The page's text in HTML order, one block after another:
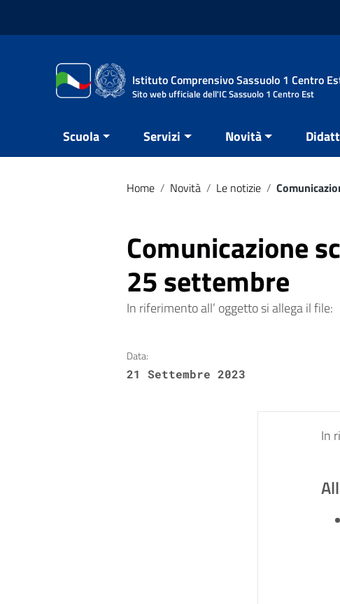
Istituto Comprensivo Sassuolo 1 Centro
Sito web ufficiale dell'IC Sassuolo 1 Centro Est
Scuola Servizi Novità
Home / Novità / Le notizie /
Comunicazione
25 settembre
In riferimento all’ oggetto si allega il file:
Data:
21 Settembre 2023
In